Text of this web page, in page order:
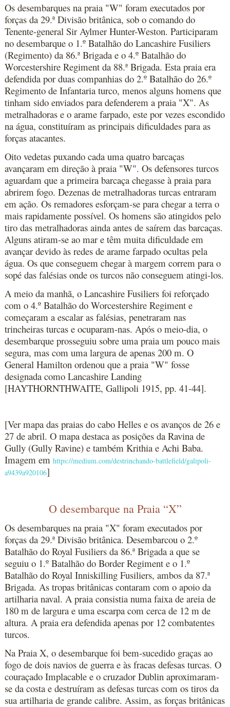
Os desembarques na praia "W" foram executados por
forças da 29.ª Divisão britânica, sob o comando do
Tenente-general Sir Aylmer Hunter-Weston. Participaram
no desembarque o 1.º Batalhão do Lancashire Fusiliers
(Regimento) da 86.ª Brigada e o 4.º Batalhão do
Worcestershire Regiment da 88.ª Brigada. Esta praia era
defendida por duas companhias do 2.º Batalhão do 26.º
Regimento de Infantaria turco, menos alguns homens que
tinham sido enviados para defenderem a praia "X". As
metralhadoras e o arame farpado, este por vezes escondido
na água, constituíram as principais dificuldades para as
forças atacantes.
Oito vedetas puxando cada uma quatro barcaças
avançaram em direção à praia "W". Os defensores turcos
aguardam que a primeira barcaça chegasse à praia para
abrirem fogo. Dezenas de metralhadoras turcas entraram
em ação. Os remadores esforçam-se para chegar a terra o
mais rapidamente possível. Os homens são atingidos pelo
tiro das metralhadoras ainda antes de saírem das barcaças.
Alguns atiram-se ao mar e têm muita dificuldade em
avançar devido às redes de arame farpado ocultas pela
água. Os que conseguem chegar à margem correm para o
sopé das falésias onde os turcos não conseguem atingi-los.
A meio da manhã, o Lancashire Fusiliers foi reforçado
com o 4.º Batalhão do Worcestershire Regiment e
começaram a escalar as falésias, penetraram nas
trincheiras turcas e ocuparam-nas. Após o meio-dia, o
desembarque prosseguiu sobre uma praia um pouco mais
segura, mas com uma largura de apenas 200 m. O
General Hamilton ordenou que a praia "W" fosse
designada como Lancashire Landing
[HAYTHORNTHWAITE, Gallipoli 1915, pp. 41-44].
[Ver mapa das praias do cabo Helles e os avanços de 26 e
27 de abril. O mapa destaca as posições da Ravina de
Gully (Gully Ravine) e também Krithia e Achi Baba.
Imagem emhttps://medium.com/destrinchando-battlefield/galipoli-
a9439a920106]
O desembarque na Praia “X”
Os desembarques na praia "X" foram executados por
forças da 29.ª Divisão britânica. Desembarcou o 2.º
Batalhão do Royal Fusiliers da 86.ª Brigada a que se
seguiu o 1.º Batalhão do Border Regiment e o 1.º
Batalhão do Royal Inniskilling Fusiliers, ambos da 87.ª
Brigada. As tropas britânicas contaram com o apoio da
artilharia naval. A praia consistia numa faixa de areia de
180 m de largura e uma escarpa com cerca de 12 m de
altura. A praia era defendida apenas por 12 combatentes
turcos.
Na Praia X, o desembarque foi bem-sucedido graças ao
fogo de dois navios de guerra e às fracas defesas turcas. O
couraçado Implacable e o cruzador Dublin aproximaram-
se da costa e destruíram as defesas turcas com os tiros da
sua artilharia de grande calibre. Assim, as forças britânicas